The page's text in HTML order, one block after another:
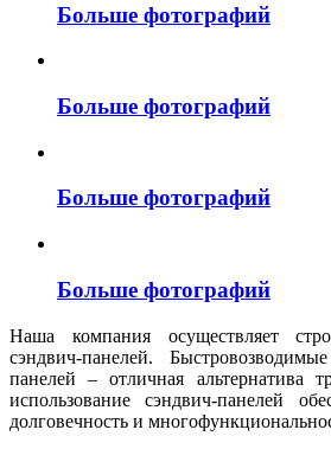
Больше фотографий
Больше фотографий
Больше фотографий
Больше фотографий
Наша компания осуществляет
сэндвич-панелей.
панелей – отличная альтернатива
использование сэндвич-панелей
долговечность и